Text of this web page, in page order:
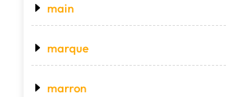
main
marque
marron